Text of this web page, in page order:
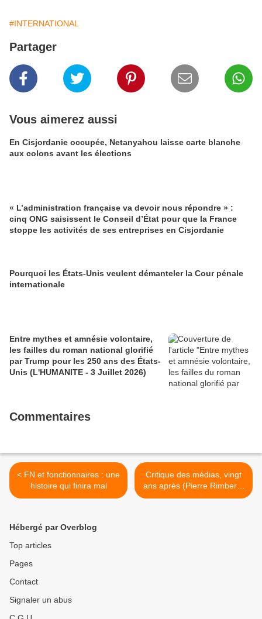
#INTERNATIONAL
Partager
Vous aimerez aussi
En Cisjordanie occupée, Netanyahou laisse carte blanche
aux colons avant les élections
« L’administration française va devoir nous répondre » :
cinq ONG saisissent le Conseil d’État pour que la France
stoppe les activités de ses entreprises en Cisjordanie
Pourquoi les États-Unis veulent démanteler la Cour pénale
internationale
Entre mythes et amnésie volontaire,
les failles du roman national glorifié
par Trump pour les 250 ans des États-
Unis (L'HUMANITE - 3 Juillet 2026)
Commentaires
< FN et fonctionnaires : une
histoire qui finira mal
Critique des médias, vingt
ans après (Pierre Rimbert -
Le Monde Diplomatique,
Hébergé par Overblog
Top articles
Pages
Contact
Signaler un abus